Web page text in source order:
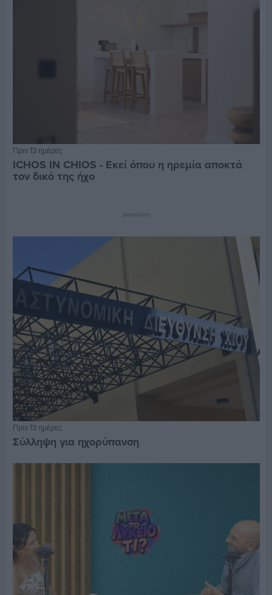
Πριν 13 ημέρες
ICHOS IN CHIOS - Εκεί όπου η ηρεμία αποκτά
τον δικό της ήχο
Διαφήμιση
Πριν 13 ημέρες
Σύλληψη για ηχορύπανση